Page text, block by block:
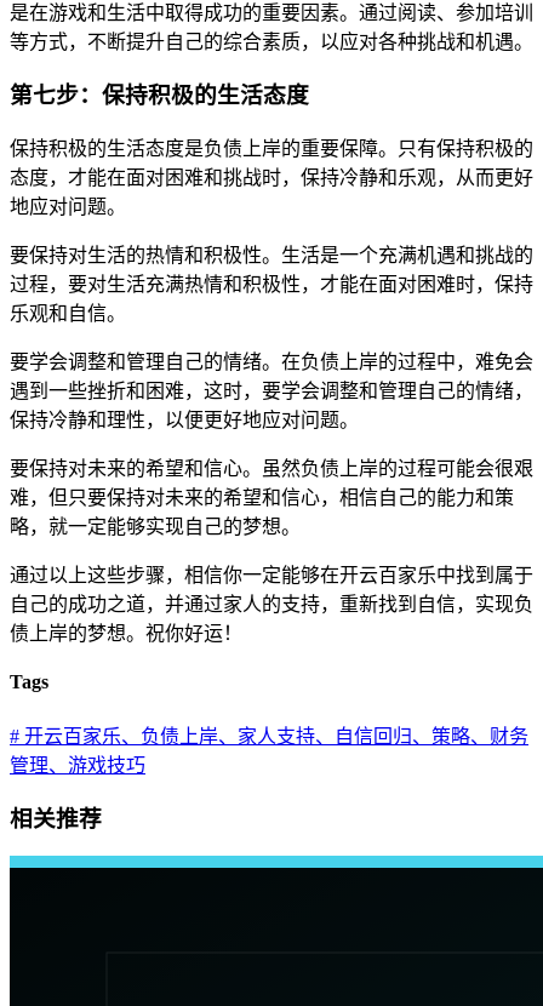
是在游戏和生活中取得成功的重要因素。通过阅读、参加培训
等方式，不断提升自己的综合素质，以应对各种挑战和机遇。
第七步：保持积极的生活态度
保持积极的生活态度是负债上岸的重要保障。只有保持积极的
态度，才能在面对困难和挑战时，保持冷静和乐观，从而更好
地应对问题。
要保持对生活的热情和积极性。生活是一个充满机遇和挑战的
过程，要对生活充满热情和积极性，才能在面对困难时，保持
乐观和自信。
要学会调整和管理自己的情绪。在负债上岸的过程中，难免会
遇到一些挫折和困难，这时，要学会调整和管理自己的情绪，
保持冷静和理性，以便更好地应对问题。
要保持对未来的希望和信心。虽然负债上岸的过程可能会很艰
难，但只要保持对未来的希望和信心，相信自己的能力和策
略，就一定能够实现自己的梦想。
通过以上这些步骤，相信你一定能够在开云百家乐中找到属于
自己的成功之道，并通过家人的支持，重新找到自信，实现负
债上岸的梦想。祝你好运！
Tags
# 开云百家乐、负债上岸、家人支持、自信回归、策略、财务
管理、游戏技巧
相关推荐